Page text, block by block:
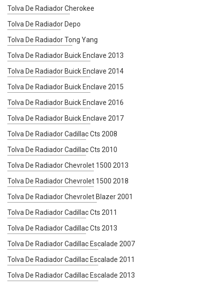
Tolva De Radiador Cherokee
Tolva De Radiador Depo
Tolva De Radiador Tong Yang
Tolva De Radiador Buick Enclave 2013
Tolva De Radiador Buick Enclave 2014
Tolva De Radiador Buick Enclave 2015
Tolva De Radiador Buick Enclave 2016
Tolva De Radiador Buick Enclave 2017
Tolva De Radiador Cadillac Cts 2008
Tolva De Radiador Cadillac Cts 2010
Tolva De Radiador Chevrolet 1500 2013
Tolva De Radiador Chevrolet 1500 2018
Tolva De Radiador Chevrolet Blazer 2001
Tolva De Radiador Cadillac Cts 2011
Tolva De Radiador Cadillac Cts 2013
Tolva De Radiador Cadillac Escalade 2007
Tolva De Radiador Cadillac Escalade 2011
Tolva De Radiador Cadillac Escalade 2013